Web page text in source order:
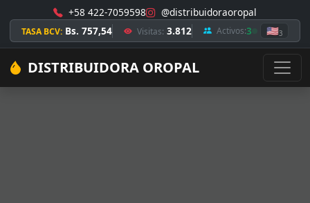
+58 422-7059598 @distribuidoraoropal
TASA BCV: Bs. 757,54 Visitas: 3.812 Activos:3 🇺🇸3
DISTRIBUIDORA OROPAL